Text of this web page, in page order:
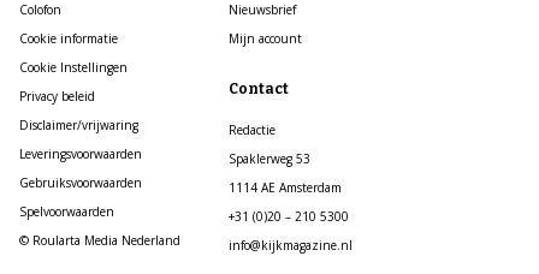
Colofon
Cookie informatie
Cookie Instellingen
Privacy beleid
Disclaimer/vrijwaring
Leveringsvoorwaarden
Gebruiksvoorwaarden
Spelvoorwaarden
© Roularta Media Nederland
Nieuwsbrief
Mijn account
Contact
Redactie
Spaklerweg 53
1114 AE Amsterdam
+31 (0)20 – 210 5300
info@kijkmagazine.nl